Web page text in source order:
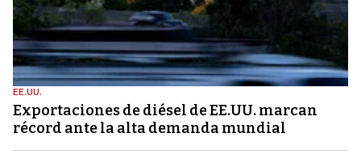
EE.UU.
Exportaciones de diésel de EE.UU. marcan
récord ante la alta demanda mundial